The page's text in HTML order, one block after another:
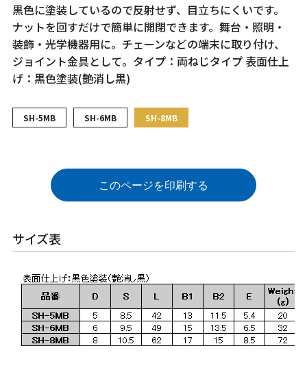
黒色に塗装しているので反射せず、目立ちにくいです。
ナットを回すだけで簡単に開閉できます。舞台・照明・
装飾・光学機器用に。チェーンなどの端末に取り付け、
ジョイント金具として。タイプ：両ねじタイプ 表面仕上
げ：黒色塗装(艶消し黒)
SH-5MB SH-6MB SH-8MB
このページを印刷する
サイズ表